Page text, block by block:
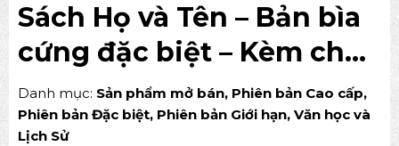
Sách Họ và Tên – Bản bìa
cứng đặc biệt – Kèm chữ
ký tác giả – Giới hạn 500
cuốn
Danh mục: Sản phẩm mở bán, Phiên bản Cao cấp,
Phiên bản Đặc biệt, Phiên bản Giới hạn, Văn học và
Lịch Sử